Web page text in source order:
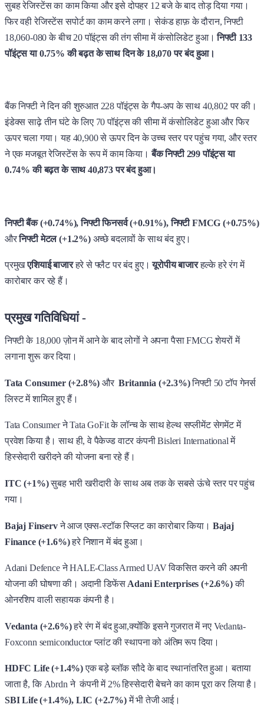
सुबह रेजिस्टेंस का काम किया और इसे दोपहर 12 बजे के बाद तोड़ दिया गया।
फिर वही रेजिस्टेंस सपोर्ट का काम करने लगा। सेकंड हाफ़ के दौरान, निफ्टी
18,060-080 के बीच 20 पॉइंट्स की तंग सीमा में कंसोलिडेट हुआ।निफ्टी 133
पॉइंट्स या 0.75% की बढ़त के साथ दिन के 18,070 पर बंद हुआ।
बैंक निफ्टी ने दिन की शुरुआत 228 पॉइंट्स के गैप-अप के साथ 40,802 पर की।
इंडेक्स साढ़े तीन घंटे के लिए 70 पॉइंट्स की सीमा में कंसोलिडेट हुआ और फिर
ऊपर चला गया। यह 40,900 से ऊपर दिन के उच्च स्तर पर पहुंच गया, और स्तर
ने एक मजबूत रेजिस्टेंस के रूप में काम किया।बैंक निफ्टी 299 पॉइंट्स या
0.74% की बढ़त के साथ 40,873 पर बंद हुआ।
निफ्टी बैंक (+0.74%), निफ्टी फिनसर्व (+0.91%), निफ्टी FMCG (+0.75%)
औरनिफ्टी मेटल (+1.2%) अच्छे बदलावों के साथ बंद हुए।
प्रमुखएशियाई बाजारहरे से फ्लैट पर बंद हुए।यूरोपीय बाजारहल्के हरे रंग में
कारोबार कर रहे हैं।
प्रमुख गतिविधियां -
निफ्टी के 18,000 ज़ोन में आने के बाद लोगों ने अपना पैसा FMCG शेयरों में
लगाना शुरू कर दिया।
Tata Consumer (+2.8%)औरBritannia (+2.3%)निफ्टी 50 टॉप गेनर्स
लिस्ट में शामिल हुए हैं।
Tata Consumer ने Tata GoFit के लॉन्च के साथ हेल्थ सप्लीमेंट सेगमेंट में
प्रवेश किया है। साथ ही, वे पैकेज्ड वाटर कंपनी Bisleri International में
हिस्सेदारी खरीदने की योजना बना रहे हैं।
ITC (+1%)सुबह भारी खरीदारी के साथ अब तक के सबसे ऊंचे स्तर पर पहुंच
गया।
Bajaj Finservने आज एक्स-स्टॉक स्प्लिट का कारोबार किया। Bajaj
Finance (+1.6%)हरे निशान में बंद हुआ।
Adani Defence ने HALE-Class Armed UAV विकसित करने की अपनी
योजना की घोषणा की। अदानी डिफेंस Adani Enterprises (+2.6%)की
ओनरशिप वाली सहायक कंपनी है।
Vedanta (+2.6%)हरे रंग में बंद हुआ,क्योंकि इसने गुजरात में नए Vedanta-
Foxconn semiconductor प्लांट की स्थापना को अंतिम रूप दिया।
HDFC Life (+1.4%)एक बड़े ब्लॉक सौदे के बाद स्थानांतरित हुआ। बताया
जाता है, कि Abrdn ने कंपनी में 2% हिस्सेदारी बेचने का काम पूरा कर लिया है।
SBI Life (+1.4%), LIC (+2.7%)में भी तेजी आई।